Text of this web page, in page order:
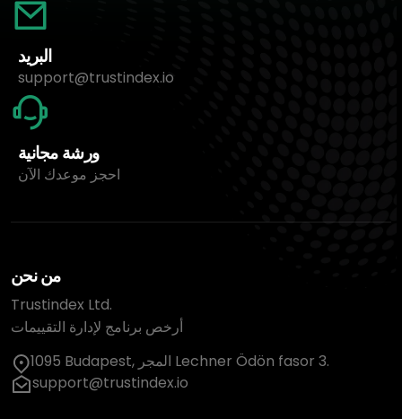
البريد
support@trustindex.io
ورشة مجانية
احجز موعدك الآن
من نحن
Trustindex Ltd.
أرخص برنامج لإدارة التقييمات
1095 Budapest, المجر Lechner Ödön fasor 3.
support@trustindex.io